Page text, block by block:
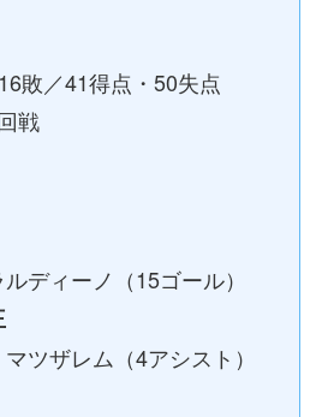
敗／41得点・50失点
戦
ディーノ（15ゴール）
ツザレム（4アシスト）